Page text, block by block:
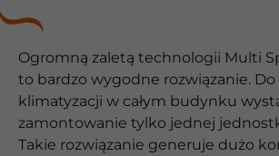
Ogromną zaletą technologii Multi
to bardzo wygodne rozwiązanie. Do
klimatyzacji w całym budynku
zamontowanie tylko jednej
Takie rozwiązanie generuje dużo